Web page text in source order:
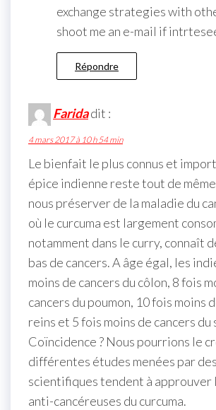
exchange strategies with
shoot me an e-mail if
Répondre
Faridadit :
4 mars 2017 à 10 h 54 min
Le bienfait le plus connus et
épice indienne reste tout de
nous préserver de la maladie du
où le curcuma est largement
notamment dans le curry, connaît
bas de cancers. A âge égal, les
moins de cancers du côlon, 8 fois
cancers du poumon, 10 fois moins
reins et 5 fois moins de cancers du
Coïncidence ? Nous pourrions le
différentes études menées par des
scientifiques tendent à approuver
anti-cancéreuses du curcuma.